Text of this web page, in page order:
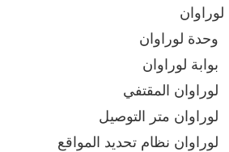
لوراوان
وحدة لوراوان
بوابة لوراوان
لوراوان المقتفي
لوراوان متر التوصيل
لوراوان نظام تحديد المواقع